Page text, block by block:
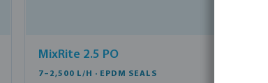
MixRite 2.5 PO
7–2,500 L/H · EPDM SEALS